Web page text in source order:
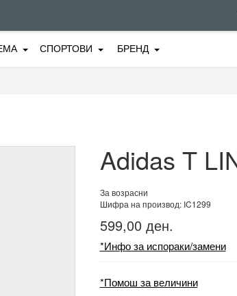
СПОРТОВИ БРЕНД
Adidas T
За возрасни
Шифра на производ: IC1299
599,00 ден.
*Инфо за испораки/замени
*Помош за величини